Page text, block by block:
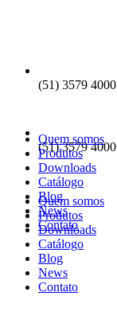
(51) 3579 4000
Quem somos
Produtos
Downloads
Catálogo
Blog
News
Contato
(51) 3579 4000
Quem somos
Produtos
Downloads
Catálogo
Blog
News
Contato